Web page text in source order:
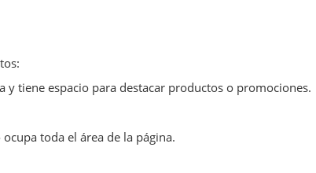
y tiene espacio para destacar productos o promociones.
toda el área de la página.